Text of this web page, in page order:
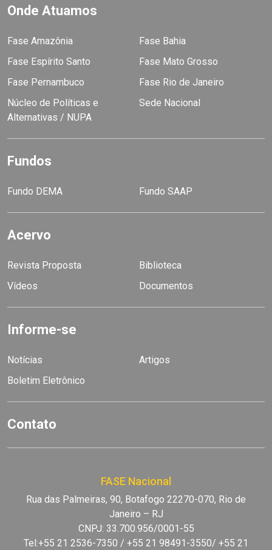
Onde Atuamos
Fase Amazônia
Fase Bahia
Fase Espírito Santo
Fase Mato Grosso
Fase Pernambuco
Fase Rio de Janeiro
Núcleo de Políticas e
Alternativas / NUPA
Sede Nacional
Fundos
Fundo DEMA Fundo SAAP
Acervo
Revista Proposta
Biblioteca
Vídeos
Documentos
Informe-se
Notícias
Artigos
Boletim Eletrônico
Contato
FASE Nacional
Rua das Palmeiras, 90, Botafogo 22270-070, Rio de
Janeiro – RJ
CNPJ: 33.700.956/0001-55
Tel:+55 21 2536-7350 / +55 21 98491-3550/ +55 21